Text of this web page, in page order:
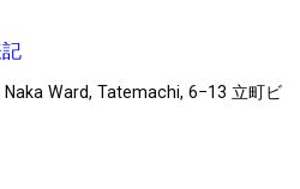
Ward, Tatemachi, 6−13 立町ビ